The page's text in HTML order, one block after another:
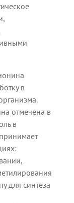
в
отмечена в
в
для синтеза